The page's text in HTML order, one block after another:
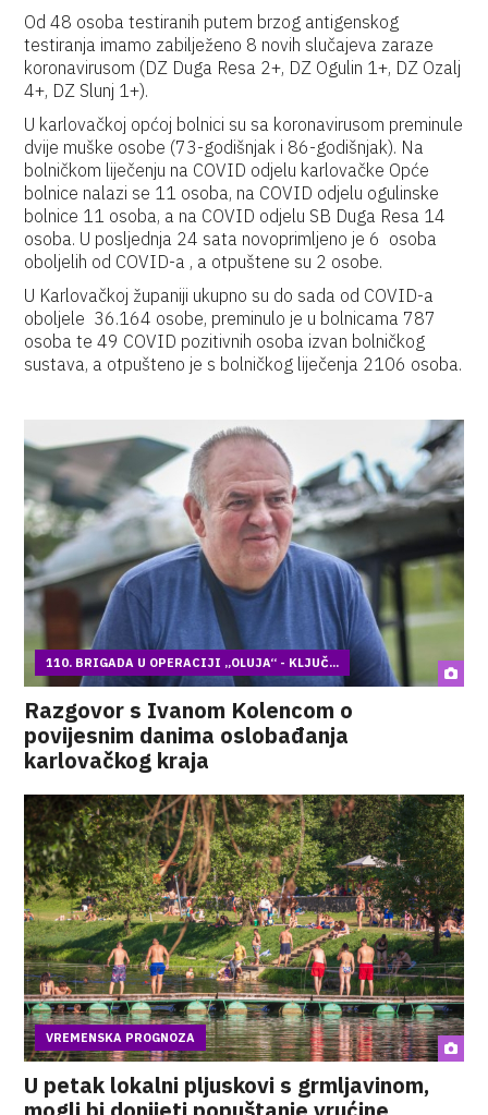
Od 48 osoba testiranih putem brzog antigenskog
testiranja imamo zabilježeno 8 novih slučajeva zaraze
koronavirusom (DZ Duga Resa 2+, DZ Ogulin 1+, DZ Ozalj
4+, DZ Slunj 1+).
U karlovačkoj općoj bolnici su sa koronavirusom preminule
dvije muške osobe (73-godišnjak i 86-godišnjak). Na
bolničkom liječenju na COVID odjelu karlovačke Opće
bolnice nalazi se 11 osoba, na COVID odjelu ogulinske
bolnice 11 osoba, a na COVID odjelu SB Duga Resa 14
osoba. U posljednja 24 sata novoprimljeno je 6 osoba
oboljelih od COVID-a , a otpuštene su 2 osobe.
U Karlovačkoj županiji ukupno su do sada od COVID-a
oboljele 36.164 osobe, preminulo je u bolnicama 787
osoba te 49 COVID pozitivnih osoba izvan bolničkog
sustava, a otpušteno je s bolničkog liječenja 2106 osoba.
110. BRIGADA U OPERACIJI „OLUJA“ - KLJUČ...
Razgovor s Ivanom Kolencom o
povijesnim danima oslobađanja
karlovačkog kraja
VREMENSKA PROGNOZA
U petak lokalni pljuskovi s grmljavinom,